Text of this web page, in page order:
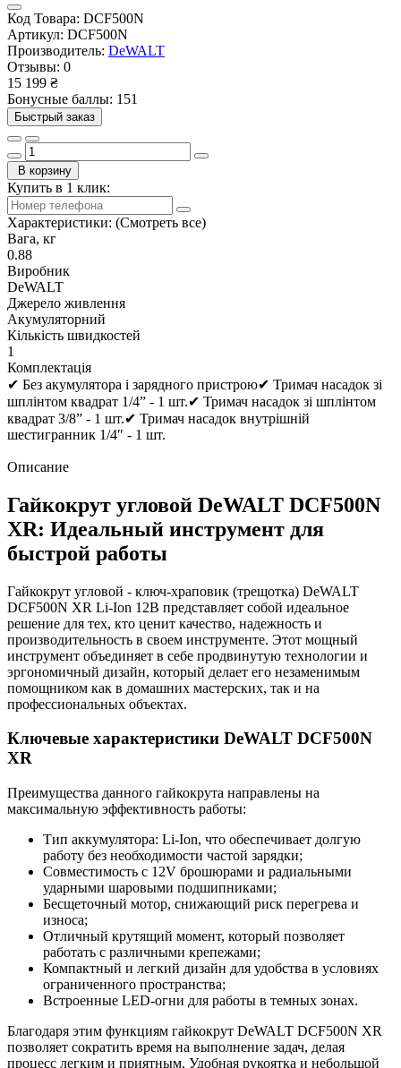
Код Товара: DCF500N
Артикул: DCF500N
Производитель: DeWALT
Отзывы: 0
15 199 ₴
Бонусные баллы: 151
Быстрый заказ
В корзину
Купить в 1 клик:
Характеристики: (Смотреть все)
Вага, кг
0.88
Виробник
DeWALT
Джерело живлення
Акумуляторний
Кількість швидкостей
1
Комплектація
✔ Без акумулятора і зарядного пристрою✔ Тримач насадок зі
шплінтом квадрат 1/4” - 1 шт.✔ Тримач насадок зі шплінтом
квадрат 3/8” - 1 шт.✔ Тримач насадок внутрішній
шестигранник 1/4″ - 1 шт.
Описание
Гайкокрут угловой DeWALT DCF500N
XR: Идеальный инструмент для
быстрой работы
Гайкокрут угловой - ключ-храповик (трещотка) DeWALT
DCF500N XR Li-Ion 12В представляет собой идеальное
решение для тех, кто ценит качество, надежность и
производительность в своем инструменте. Этот мощный
инструмент объединяет в себе продвинутую технологии и
эргономичный дизайн, который делает его незаменимым
помощником как в домашних мастерских, так и на
профессиональных объектах.
Ключевые характеристики DeWALT DCF500N
XR
Преимущества данного гайкокрута направлены на
максимальную эффективность работы:
Тип аккумулятора: Li-Ion, что обеспечивает долгую
работу без необходимости частой зарядки;
Совместимость с 12V брошюрами и радиальными
ударными шаровыми подшипниками;
Бесщеточный мотор, снижающий риск перегрева и
износа;
Отличный крутящий момент, который позволяет
работать с различными крепежами;
Компактный и легкий дизайн для удобства в условиях
ограниченного пространства;
Встроенные LED-огни для работы в темных зонах.
Благодаря этим функциям гайкокрут DeWALT DCF500N XR
позволяет сократить время на выполнение задач, делая
процесс легким и приятным. Удобная рукоятка и небольшой